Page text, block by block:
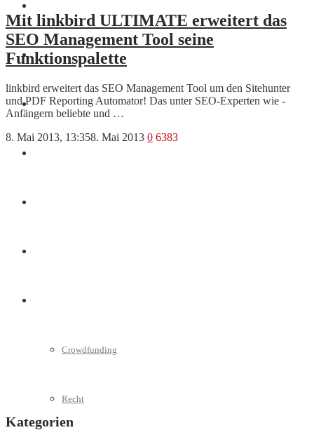
News
Finanzen
Crowdfunding
Recht
Mit linkbird ULTIMATE erweitert das
SEO Management Tool seine
Funktionspalette
linkbird erweitert das SEO Management Tool um den Sitehunter
und PDF Reporting Automator! Das unter SEO-Experten wie -
Anfängern beliebte und …
8. Mai 2013, 13:358. Mai 2013 0 6383
Kategorien